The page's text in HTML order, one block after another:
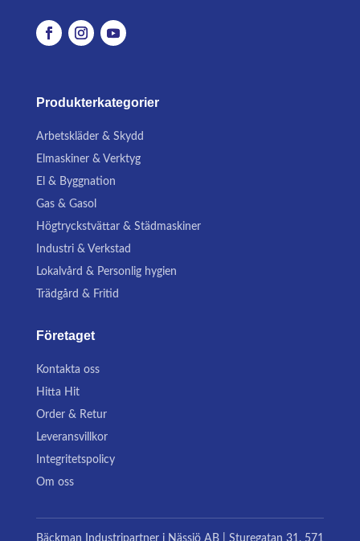
Produkterkategorier
Arbetskläder & Skydd
Elmaskiner & Verktyg
El & Byggnation
Gas & Gasol
Högtryckstvättar & Städmaskiner
Industri & Verkstad
Lokalvård & Personlig hygien
Trädgård & Fritid
Företaget
Kontakta oss
Hitta Hit
Order & Retur
Leveransvillkor
Integritetspolicy
Om oss